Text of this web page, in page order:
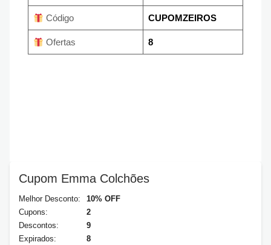
Código CUPOMZEIROS
Ofertas 8
Cupom Emma Colchões
Melhor Desconto:
10% OFF
Cupons:
2
Descontos:
9
Expirados:
8